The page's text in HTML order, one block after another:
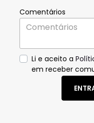
Comentários
Li e aceito a
em receber